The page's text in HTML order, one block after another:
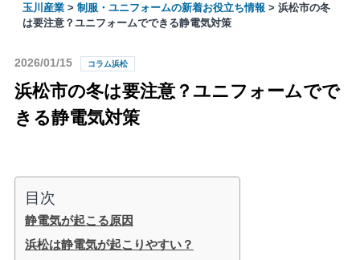
玉川産業> 制服・ユニフォームの新着お役立ち情報 > 浜松市の冬
は要注意？ユニフォームでできる静電気対策
2026/01/15 コラム浜松
浜松市の冬は要注意？ユニフォームでで
きる静電気対策
目次
静電気が起こる原因
浜松は静電気が起こりやすい？